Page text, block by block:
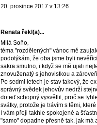
20. prosince 2017 v 13:26
Renata řekl(a)...
Milá Soňo,
téma "rozdělených" vánoc mě
podotýkám, že oba jsme byli
sakra smutno, i když se mě ujali
znovuženatý s jehovistkou a
Po sedmi letech je stav takový, že
správný svědek jehovův nedrží
doteď schopný vysvětlit, proč se
svátky, protože je trávím s těmi,
I vám přeji takhle spokojené a
"samo" dopadne přesně tak, jak má